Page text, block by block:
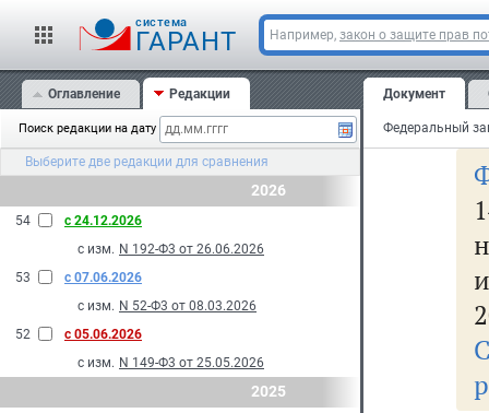
cистема
ГАРАНТ Например, закон о защите прав
Оглавление Редакции
Поиск редакции на дату
Выберите две редакции для сравнения
2026
54
с 24.12.2026
с изм. N 192-Ф3 от 26.06.2026
53
с 07.06.2026
с изм. N 52-Ф3 от 08.03.2026
52
с 05.06.2026
с изм. N 149-Ф3 от 25.05.2026
2025
Документ